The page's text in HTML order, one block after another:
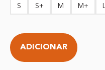
S S+ M M+
ADICIONAR